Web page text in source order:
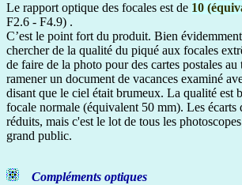
Le rapport optique des focales est de 10
F2.6 - F4.9) .
C’est le point fort du produit. Bien
chercher de la qualité du piqué aux focales
de faire de la photo pour des cartes postales
ramener un document de vacances examiné
disant que le ciel était brumeux. La qualité est
focale normale (équivalent 50 mm). Les écarts
réduits, mais c'est le lot de tous les
grand public.
Compléments optiques